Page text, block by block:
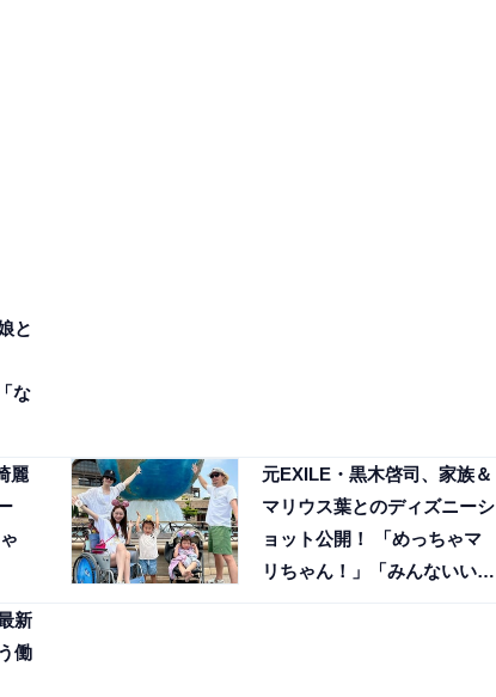
と
な
麗
元EXILE・黒木啓司、家族＆
マリウス葉とのディズニーシ
ョット公開！ 「めっちゃマ
リちゃん！」「みんないい笑
新
働